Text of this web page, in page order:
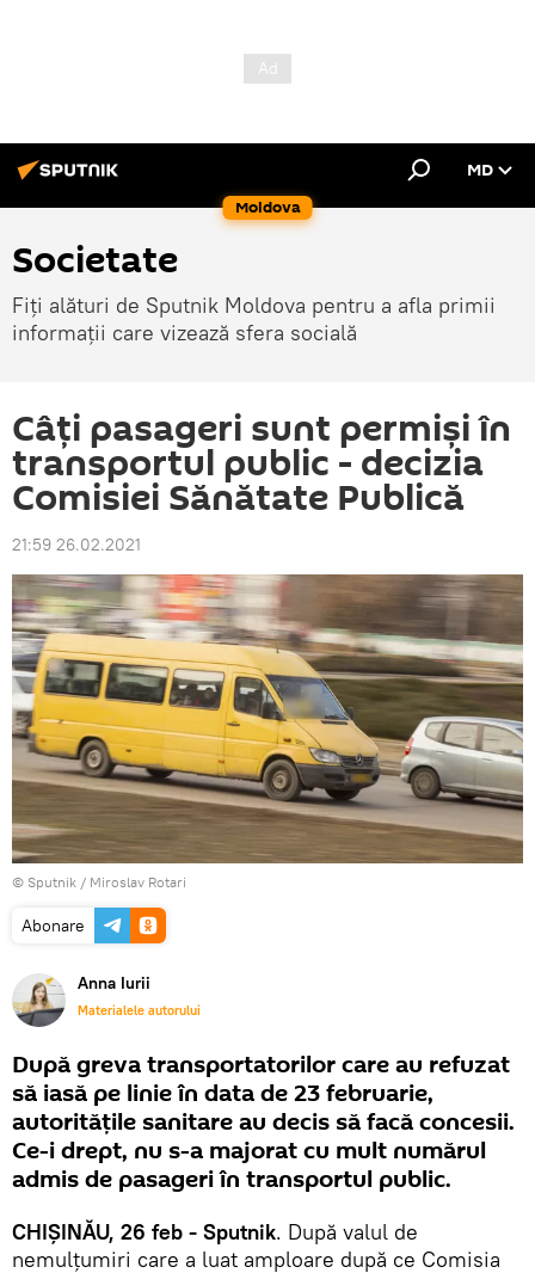
Moldova
MD
Societate
Fiți alături de Sputnik Moldova pentru a afla primii
informații care vizează sfera socială
Câți pasageri sunt permiși în
transportul public - decizia
Comisiei Sănătate Publică
21:59 26.02.2021
© Sputnik / Miroslav Rotari
Abonare
Anna Iurii
Materialele autorului
După greva transportatorilor care au refuzat
să iasă pe linie în data de 23 februarie,
autoritățile sanitare au decis să facă concesii.
Ce-i drept, nu s-a majorat cu mult numărul
admis de pasageri în transportul public.
CHIȘINĂU, 26 feb - Sputnik. După valul de
nemulțumiri care a luat amploare după ce Comisia